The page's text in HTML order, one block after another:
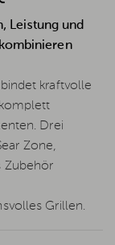
Leistung und
kraftvolle
Drei
Zone,
Zubehör
Grillen.